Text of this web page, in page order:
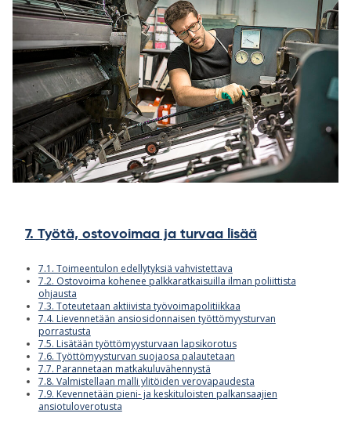
7. Työtä, ostovoimaa ja turvaa lisää
7.1. Toimeentulon edellytyksiä vahvistettava
7.2. Ostovoima kohenee palkkaratkaisuilla ilman poliittista
ohjausta
7.3. Toteutetaan aktiivista työvoimapolitiikkaa
7.4. Lievennetään ansiosidonnaisen työttömyysturvan
porrastusta
7.5. Lisätään työttömyysturvaan lapsikorotus
7.6. Työttömyysturvan suojaosa palautetaan
7.7. Parannetaan matkakuluvähennystä
7.8. Valmistellaan malli ylitöiden verovapaudesta
7.9. Kevennetään pieni- ja keskituloisten palkansaajien
ansiotuloverotusta